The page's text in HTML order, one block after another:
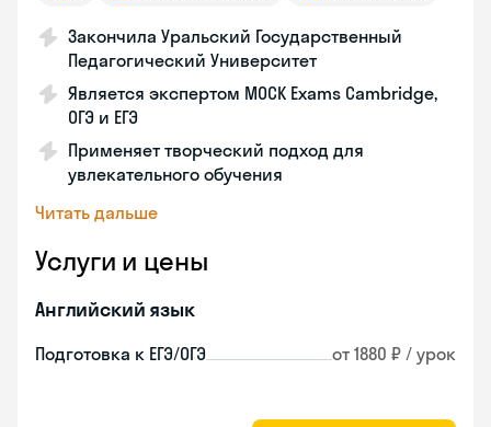
Закончила Уральский Государственный
Педагогический Университет
Является экспертом MOCK Exams Cambridge,
ОГЭ и ЕГЭ
Применяет творческий подход для
увлекательного обучения
Читать дальше
Услуги и цены
Английский язык
Подготовка к ЕГЭ/ОГЭ от 1880 ₽ / урок